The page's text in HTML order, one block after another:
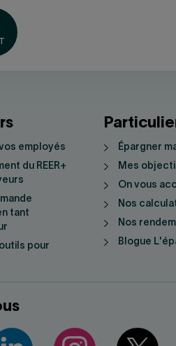
vos employés
du REER+
tant
pour
Épargner
Mes
On vous
Nos
Nos
Blogue